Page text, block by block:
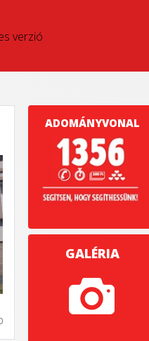
ADOMÁNYVONAL
GALÉRIA